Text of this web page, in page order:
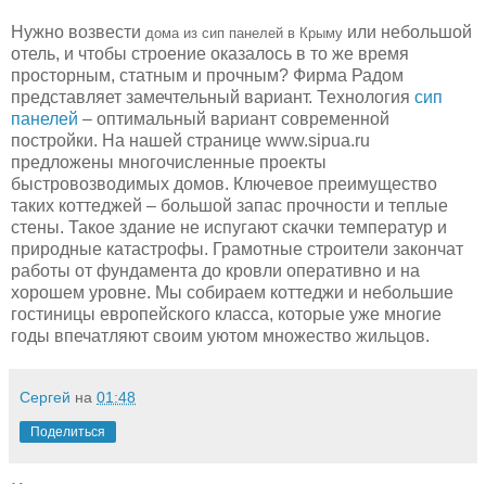
Нужно возвести дома из сип панелей в Крыму или небольшой
отель, и чтобы строение оказалось в то же время
просторным, статным и прочным? Фирма Радом
представляет замечтельный вариант. Технология сип
панелей – оптимальный вариант современной
постройки. На нашей странице www.sipua.ru
предложены многочисленные проекты
быстровозводимых домов. Ключевое преимущество
таких коттеджей – большой запас прочности и теплые
стены. Такое здание не испугают скачки температур и
природные катастрофы. Грамотные строители закончат
работы от фундамента до кровли оперативно и на
хорошем уровне. Мы собираем коттеджи и небольшие
гостиницы европейского класса, которые уже многие
годы впечатляют своим уютом множество жильцов.
Сергей на 01:48
Поделиться